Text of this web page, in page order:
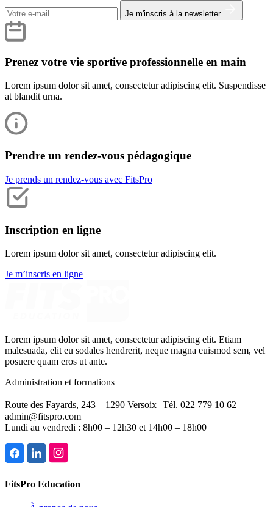
Je m'inscris à la newsletter
Prenez votre vie sportive professionnelle en main
Lorem ipsum dolor sit amet, consectetur adipiscing elit. Suspendisse
at blandit urna.
Prendre un rendez-vous pédagogique
Je prends un rendez-vous avec FitsPro
Inscription en ligne
Lorem ipsum dolor sit amet, consectetur adipiscing elit.
Je m’inscris en ligne
Lorem ipsum dolor sit amet, consectetur adipiscing elit. Etiam
malesuada, elit eu sodales hendrerit, neque magna euismod sem, vel
posuere quam eros ut ante.
Administration et formations
Route des Fayards, 243 – 1290 Versoix Tél. 022 779 10 62
admin@fitspro.com
Lundi au vendredi : 8h00 – 12h30 et 14h00 – 18h00
FitsPro Education